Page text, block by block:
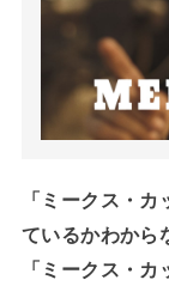
「ミークス・
ているかわから
「ミークス・